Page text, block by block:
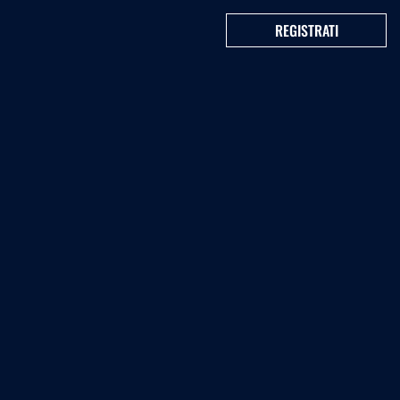
REGISTRATI